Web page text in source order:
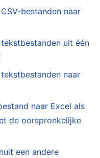
bestanden naar
uit één
naar
naar Excel als
de oorspronkelijke
een andere